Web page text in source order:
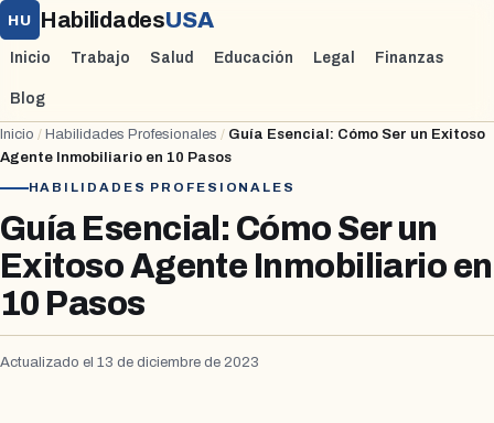
HU HabilidadesUSA
Inicio Trabajo Salud Educación Legal Finanzas
Blog
Inicio / Habilidades Profesionales / Guía Esencial: Cómo Ser un Exitoso
Agente Inmobiliario en 10 Pasos
HABILIDADES PROFESIONALES
Guía Esencial: Cómo Ser un
Exitoso Agente Inmobiliario en
10 Pasos
Actualizado el 13 de diciembre de 2023